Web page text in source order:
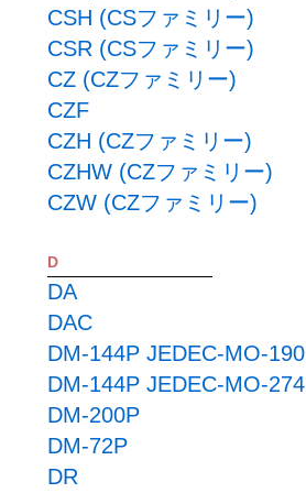
CSH (CSファミリー)
CSR (CSファミリー)
CZ (CZファミリー)
CZF
CZH (CZファミリー)
CZHW (CZファミリー)
CZW (CZファミリー)
D
DA
DAC
DM-144P JEDEC-MO-190
DM-144P JEDEC-MO-274
DM-200P
DM-72P
DR